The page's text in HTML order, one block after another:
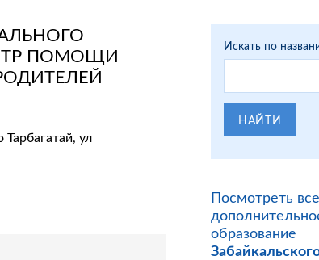
ПОМОЩИ
ул
Искать по
НАЙТИ
Посмотреть все
образование